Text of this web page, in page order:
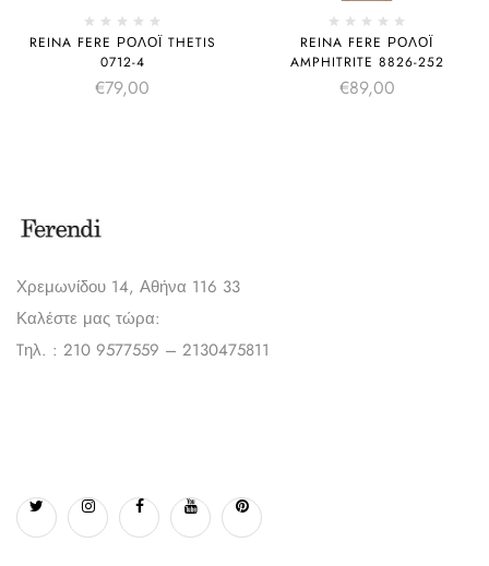
REINA FERE ΡΟΛΌΙ THETIS
0712-4
€79,00
REINA FERE ΡΟΛΌΙ
AMPHITRITE 8826-252
€89,00
Χρεμωνίδου 14, Αθήνα 116 33
Καλέστε μας τώρα:
Tηλ. : 210 9577559 – 2130475811